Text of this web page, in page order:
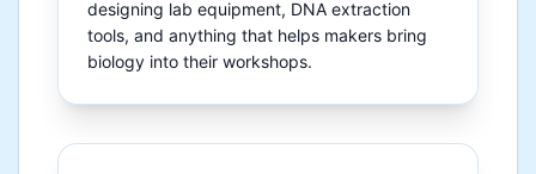
designing lab equipment, DNA extraction
tools, and anything that helps makers bring
biology into their workshops.